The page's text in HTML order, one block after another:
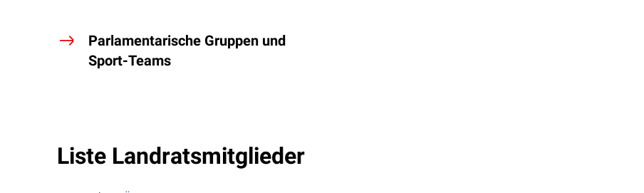
Parlamentarische Gruppen und
Sport-Teams
Liste Landratsmitglieder